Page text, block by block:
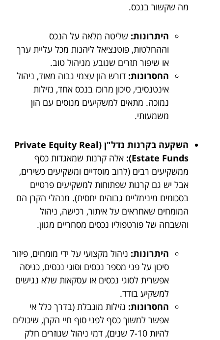
מה שקשור בנכס.
היתרונות: שליטה מלאה על הנכס
וההחלטות, פוטנציאל ליהנות מכל עליית ערך
או שיפור תזרים שנובע מניהול טוב.
החסרונות: דורש הון עצמי גבוה מאוד, ניהול
אינטנסיבי, סיכון מרוכז בנכס אחד, נזילות
נמוכה. מתאים למשקיעים מנוסים עם הון
משמעותי.
השקעה בקרנות נדל"ן (Private Equity Real
Estate Funds):
אלה קרנות שמאגדות כסף
ממשקיעים רבים (לרוב מוסדיים ומשקיעים כשירים,
אבל יש גם קרנות שפתוחות למשקיעים פרטיים
בסכומים מינימליים גבוהים יחסית). מנהלי הקרן הם
המומחים שאחראים על איתור, רכישה, ניהול
והשבחה של פורטפוליו נכסים מסחריים מגוון.
היתרונות: ניהול מקצועי על ידי מומחים, פיזור
סיכון על פני מספר נכסים וסוגי נכסים, כניסה
אפשרית לסוגי נכסים או עסקאות שלא נגישים
למשקיע בודד.
החסרונות: נזילות מוגבלת (בדרך כלל אי
אפשר למשוך כסף לפני סוף חיי הקרן, שיכולים
להיות 7-10 שנים), דמי ניהול שגוזרים חלק